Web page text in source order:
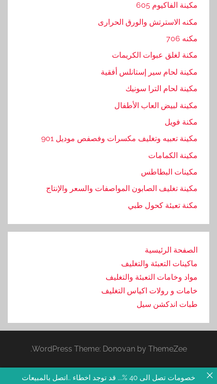
مكينة الفاكيوم 605
مكنه الاسترتش والورق الحرارى
مكنه 706
مكنة لغلق عبوات الكريمات
مكينة لحام سير إستانلس أفقية
مكينة لحام الترا سونيك
مكينة لبيض العاب الأطفال
مكنة فويل
مكينة تعبيه وتغليف مكسرات وفصفص موديل 901
مكينة الكمامات
مكينات البطاطس
مكينة تغليف الصابون المواصفات والسعر والإنتاج
مكنة تعبئة كحول طبي
الصفحة الرئيسية
ماكينات التعبئة والتغليف
مواد وخامات التعبئة والتغليف
خامات و رولات اكياس التغليف
طبات اندكشن سيل
WordPress Theme: Donovan by ThemeZee.
خصومات تصل الى 40 %... قد توجد اخطاء ..اتصل بالمبيعات